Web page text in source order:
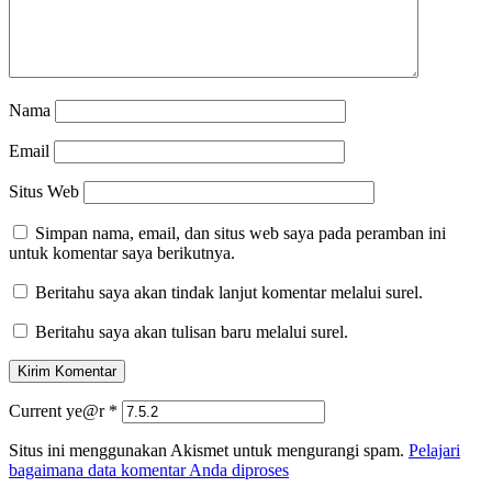
Nama
Email
Situs Web
Simpan nama, email, dan situs web saya pada peramban ini
untuk komentar saya berikutnya.
Beritahu saya akan tindak lanjut komentar melalui surel.
Beritahu saya akan tulisan baru melalui surel.
Current ye@r *
Situs ini menggunakan Akismet untuk mengurangi spam. Pelajari
bagaimana data komentar Anda diproses